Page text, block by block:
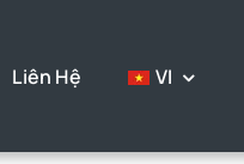
Liên Hệ VI